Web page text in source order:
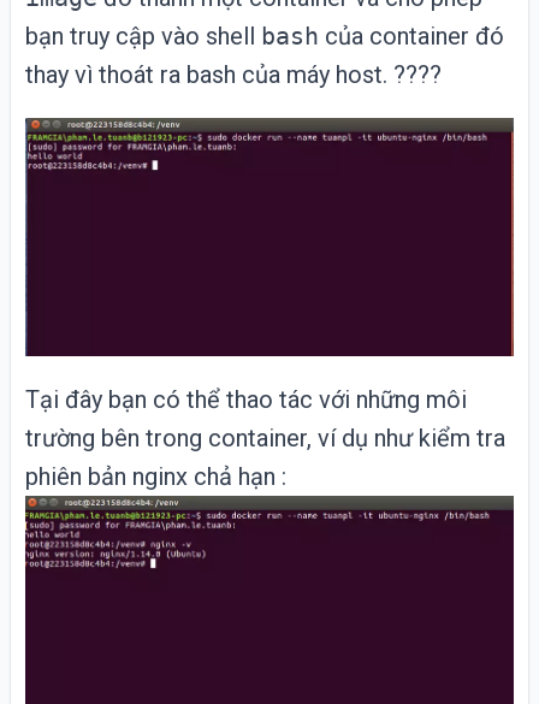
bạn truy cập vào shell bash của container đó
thay vì thoát ra bash của máy host. ????
Tại đây bạn có thể thao tác với những môi
trường bên trong container, ví dụ như kiểm tra
phiên bản nginx chả hạn :